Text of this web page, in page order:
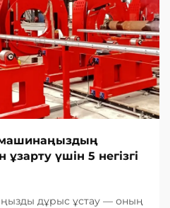
машинаңыздың
үшін 5 негізгі
дұрыс ұстау — оның